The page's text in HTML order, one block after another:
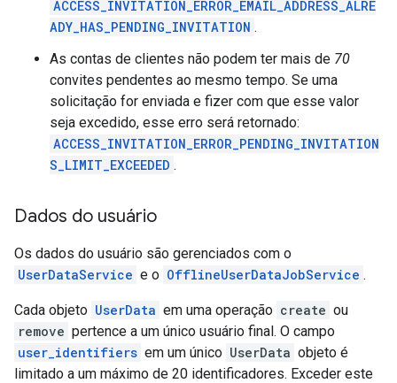
ACCESS_INVITATION_ERROR_EMAIL_ADDRESS_ALRE
ADY_HAS_PENDING_INVITATION .
As contas de clientes não podem ter mais de 70
convites pendentes ao mesmo tempo. Se uma
solicitação for enviada e fizer com que esse valor
seja excedido, esse erro será retornado:
ACCESS_INVITATION_ERROR_PENDING_INVITATION
S_LIMIT_EXCEEDED .
Dados do usuário
Os dados do usuário são gerenciados com o
UserDataService e o OfflineUserDataJobService .
Cada objeto UserData em uma operação create ou
remove pertence a um único usuário final. O campo
user_identifiers em um único UserData objeto é
limitado a um máximo de 20 identificadores. Exceder este